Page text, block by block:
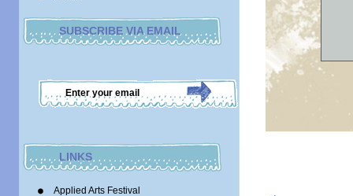
SUBSCRIBE VIA EMAIL
LINKS
Applied Arts Festival